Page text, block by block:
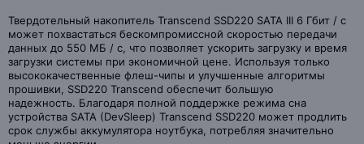
Твердотельный накопитель Transcend SSD220 SATA III 6 Гбит / с
может похвастаться бескомпромиссной скоростью передачи
данных до 550 МБ / с, что позволяет ускорить загрузку и время
загрузки системы при экономичной цене. Используя только
высококачественные флеш-чипы и улучшенные алгоритмы
прошивки, SSD220 Transcend обеспечит большую
надежность. Благодаря полной поддержке режима сна
устройства SATA (DevSleep) Transcend SSD220 может продлить
срок службы аккумулятора ноутбука, потребляя значительно